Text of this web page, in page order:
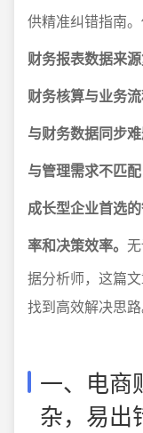
供精准纠错指南
财务报表数据来
财务核算与业务
与财务数据同步
与管理需求不匹
成长型企业首选
率和决策效率。
据分析师，这篇
找到高效解决思路
一、电商
杂，易出